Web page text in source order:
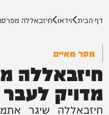
דף הבית וידאו חיזבאללה
מסר מאיים
חיזבאללה
מדויק
חיזבאללה שיגר